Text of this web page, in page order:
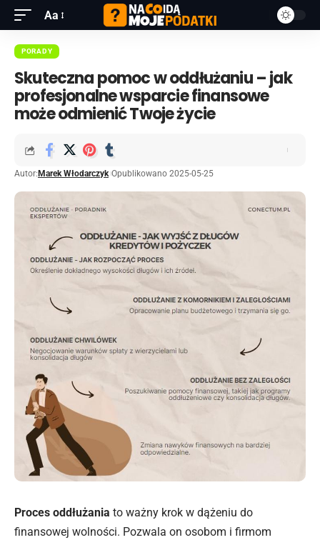
Aa
PORADY
Skuteczna pomoc w oddłużaniu – jak
profesjonalne wsparcie finansowe
może odmienić Twoje życie
Autor: Marek Włodarczyk Opublikowano 2025-05-25
Proces oddłużania to ważny krok w dążeniu do
finansowej wolności. Pozwala on osobom i firmom